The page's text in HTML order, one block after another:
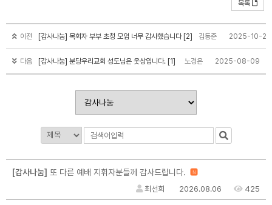
목록
2025-10-22
김동준
이전 [감사나눔] 목회자 부부 초청 모임 너무 감사했습니다 [2]
2025-08-09
노경은
다음 [감사나눔] 분당우리교회 성도님은 웃상입니다. [1]
[감사나눔] 또 다른 예배 지휘자분들께 감사드립니다. N
최선희 2026.08.06 425